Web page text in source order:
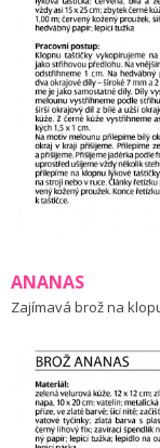
ANANAS
Zajímavá brož na